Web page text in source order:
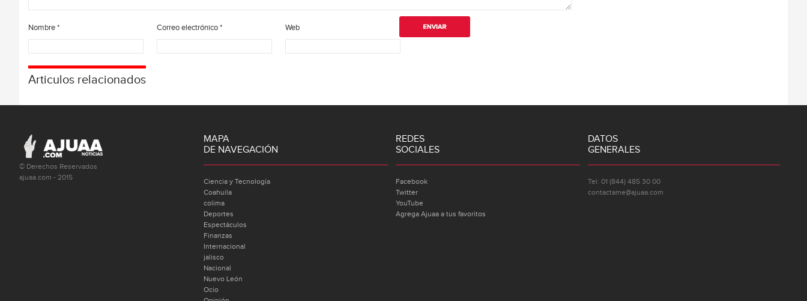
Nombre* Correo electrónico* Web
Articulos relacionados
© Derechos Reservados
ajuaa.com - 2015
MAPA
DE NAVEGACIÓN
Ciencia y Tecnología
Coahuila
colima
Deportes
Espectáculos
Finanzas
Internacional
jalisco
Nacional
Nuevo León
Ocio
REDES
SOCIALES
Facebook
Twitter
YouTube
Agrega Ajuaa a tus favoritos
DATOS
GENERALES
Tel: 01 (844) 485 30 00
contactame@ajuaa.com